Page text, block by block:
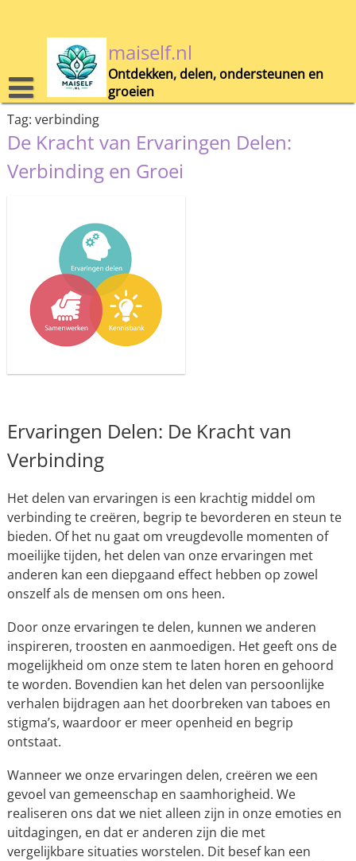
maiself.nl
Ontdekken, delen, ondersteunen en
groeien
Tag: verbinding
De Kracht van Ervaringen Delen:
Verbinding en Groei
Ervaringen Delen: De Kracht van
Verbinding
Het delen van ervaringen is een krachtig middel om
verbinding te creëren, begrip te bevorderen en steun te
bieden. Of het nu gaat om vreugdevolle momenten of
moeilijke tijden, het delen van onze ervaringen met
anderen kan een diepgaand effect hebben op zowel
onszelf als de mensen om ons heen.
Door onze ervaringen te delen, kunnen we anderen
inspireren, troosten en aanmoedigen. Het geeft ons de
mogelijkheid om onze stem te laten horen en gehoord
te worden. Bovendien kan het delen van persoonlijke
verhalen bijdragen aan het doorbreken van taboes en
stigma’s, waardoor er meer openheid en begrip
ontstaat.
Wanneer we onze ervaringen delen, creëren we een
gevoel van gemeenschap en saamhorigheid. We
realiseren ons dat we niet alleen zijn in onze emoties en
uitdagingen, en dat er anderen zijn die met
vergelijkbare situaties worstelen. Dit besef kan een